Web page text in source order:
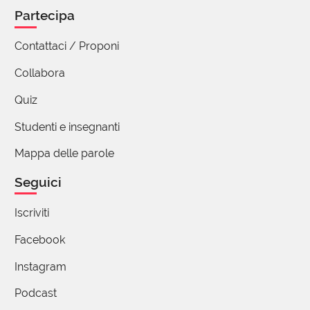
Ulizio Domenica
le parole delle quali bisognava "indovinare" il
significato, era proprio "equoreo".
Anche se, intuitivamente, ci si poteva arrivare...
Partecipa
Contattaci / Proponi
Collabora
Quiz
Studenti e insegnanti
Mappa delle parole
Seguici
Iscriviti
Facebook
Instagram
Podcast